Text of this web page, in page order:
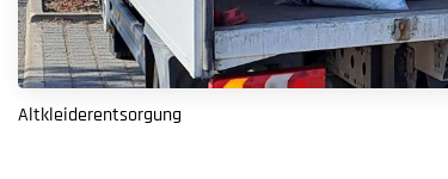
Altkleiderentsorgung